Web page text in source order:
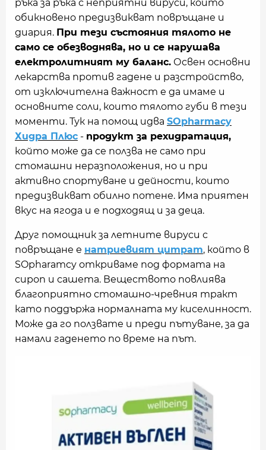
ръка за ръка с неприятни вируси, които
обикновено предизвикват повръщане и
диария. При тези състояния тялото не
само се обезводнява, но и се нарушава
електролитният му баланс. Освен основни
лекарства против гадене и разстройство,
от изключителна важност е да имаме и
основните соли, които тялото губи в тези
моменти. Тук на помощ идва SOpharmacy
Хидра Плюс - продукт за рехидратация,
който може да се ползва не само при
стомашни неразположения, но и при
активно спортуване и дейности, които
предизвикват обилно потене. Има приятен
вкус на ягода и е подходящ и за деца.
Друг помощник за летните вируси с
повръщане е натриевият цитрат, който в
SOpharamcy откриваме под формата на
сироп и сашета. Веществото повлиява
благоприятно стомашно-чревния тракт
като поддържа нормалната му киселинност.
Може да го ползвате и преди пътуване, за да
намали гаденето по време на път.